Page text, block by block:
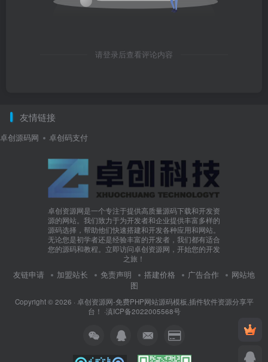
请登录后查看评论内容
友情链接
卓创源码网 卓创码支付
卓创资源网是一个专注于提供高质量源码下载和开发资
源的网站。我们致力于为开发者和企业提供丰富多样的
源码选择，帮助他们快速搭建和开发各种应用和网站。
无论您是初学者还是经验丰富的开发者，我们都有适合
您的源码和教程。立即访问卓创资源网，开始您的开发
之旅！
友链申请 加盟站长 免责声明 搭建价格 广告合作
网站地
图
Copyright © 2026 · 卓创资源网-免费PHP网站源码模板,插件软件资源分享平
台！ ·滇ICP备2022005568号